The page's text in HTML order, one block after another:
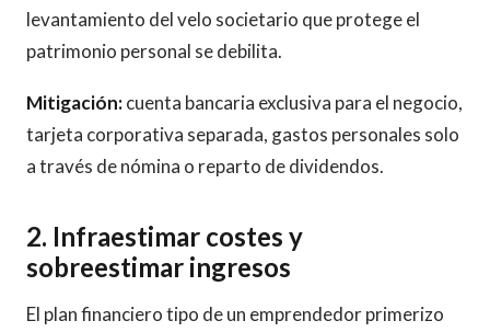
levantamiento del velo societario que protege el
patrimonio personal se debilita.
Mitigación:cuenta bancaria exclusiva para el negocio,
tarjeta corporativa separada, gastos personales solo
a través de nómina o reparto de dividendos.
2. Infraestimar costes y
sobreestimar ingresos
El plan financiero tipo de un emprendedor primerizo